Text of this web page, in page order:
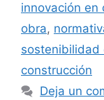
innovación en
obra,
sostenibilidad
construcción
Deja un